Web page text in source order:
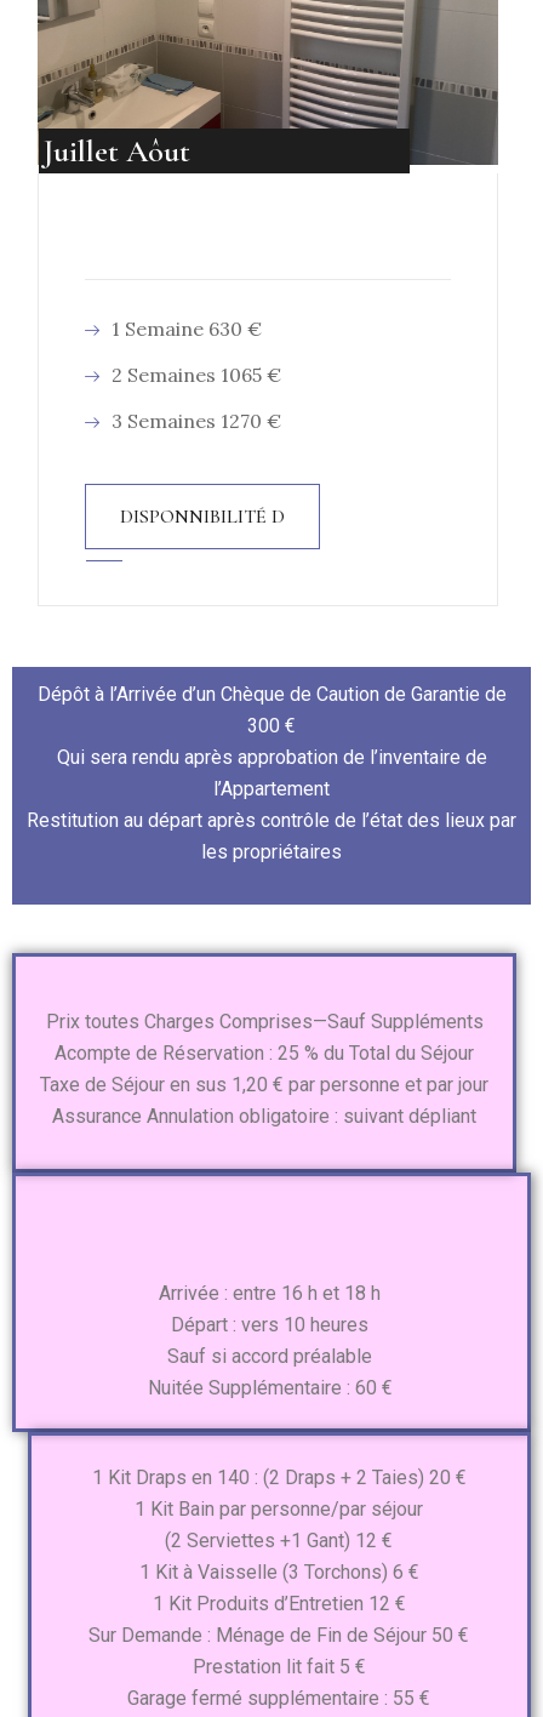
Juillet Aôut
1 Semaine 630 €
2 Semaines 1065 €
3 Semaines 1270 €
DISPONNIBILITÉ D
Dépôt à l’Arrivée d’un Chèque de Caution de Garantie de
300 €
Qui sera rendu après approbation de l’inventaire de
l’Appartement
Restitution au départ après contrôle de l’état des lieux par
les propriétaires
Prix toutes Charges Comprises—Sauf Suppléments
Acompte de Réservation : 25 % du Total du Séjour
Taxe de Séjour en sus 1,20 € par personne et par jour
Assurance Annulation obligatoire : suivant dépliant
Arrivée : entre 16 h et 18 h
Départ : vers 10 heures
Sauf si accord préalable
Nuitée Supplémentaire : 60 €
1 Kit Draps en 140 : (2 Draps + 2 Taies) 20 €
1 Kit Bain par personne/par séjour
(2 Serviettes +1 Gant) 12 €
1 Kit à Vaisselle (3 Torchons) 6 €
1 Kit Produits d’Entretien 12 €
Sur Demande : Ménage de Fin de Séjour 50 €
Prestation lit fait 5 €
Garage fermé supplémentaire : 55 €